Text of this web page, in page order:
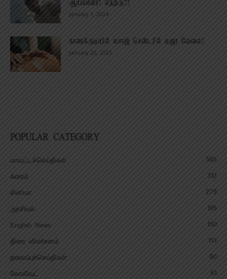
ஆய்வாளர்! எதற்கு?!
January 1, 2024
காரைக்குடியில் மசாஜ் சென்டரில் மஜா வேலை!
January 26, 2023
POPULAR CATEGORY
மாவட்டச்செய்திகள்
585
க்ரைம்
312
சினிமா
279
அரசியல்
195
English News
150
திரை விமர்சனம்
113
தலைப்புச்செய்திகள்
80
கோலிவுட்
61